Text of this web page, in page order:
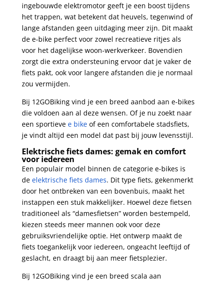
ingebouwde elektromotor geeft je een boost tijdens
het trappen, wat betekent dat heuvels, tegenwind of
lange afstanden geen uitdaging meer zijn. Dit maakt
de e-bike perfect voor zowel recreatieve ritjes als
voor het dagelijkse woon-werkverkeer. Bovendien
zorgt die extra ondersteuning ervoor dat je vaker de
fiets pakt, ook voor langere afstanden die je normaal
zou vermijden.
Bij 12GOBiking vind je een breed aanbod aan e-bikes
die voldoen aan al deze wensen. Of je nu zoekt naar
een sportieve e bikeof een comfortabele stadsfiets,
je vindt altijd een model dat past bij jouw levensstijl.
Elektrische fiets dames: gemak en comfort
voor iedereen
Een populair model binnen de categorie e-bikes is
de elektrische fiets dames. Dit type fiets, gekenmerkt
door het ontbreken van een bovenbuis, maakt het
instappen een stuk makkelijker. Hoewel deze fietsen
traditioneel als “damesfietsen” worden bestempeld,
kiezen steeds meer mannen ook voor deze
gebruiksvriendelijke optie. Het ontwerp maakt de
fiets toegankelijk voor iedereen, ongeacht leeftijd of
geslacht, en draagt bij aan meer fietsplezier.
Bij 12GOBiking vind je een breed scala aan